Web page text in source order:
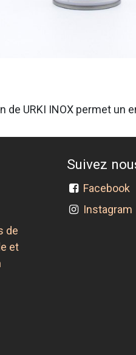
de URKI INOX permet
de
et
Suivez
Facebook
Instagram